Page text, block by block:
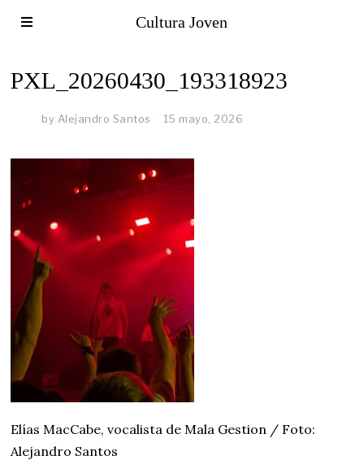
Cultura Joven
PXL_20260430_193318923
by Alejandro Santos 15 mayo, 2026
Elías MacCabe, vocalista de Mala Gestion / Foto:
Alejandro Santos